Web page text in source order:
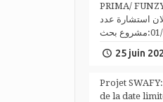
PRIMA/
استشارة عدد
بحث
25 juin
Projet
de la date